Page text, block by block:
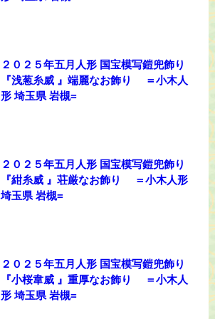
２０２５年五月人形 国宝模写鎧兜飾り
『浅葱糸威 』端麗なお飾り ＝小木人
形 埼玉県 岩槻=
２０２５年五月人形 国宝模写鎧兜飾り
『紺糸威 』荘厳なお飾り ＝小木人形
埼玉県 岩槻=
２０２５年五月人形 国宝模写鎧兜飾り
『小桜韋威 』重厚なお飾り ＝小木人
形 埼玉県 岩槻=